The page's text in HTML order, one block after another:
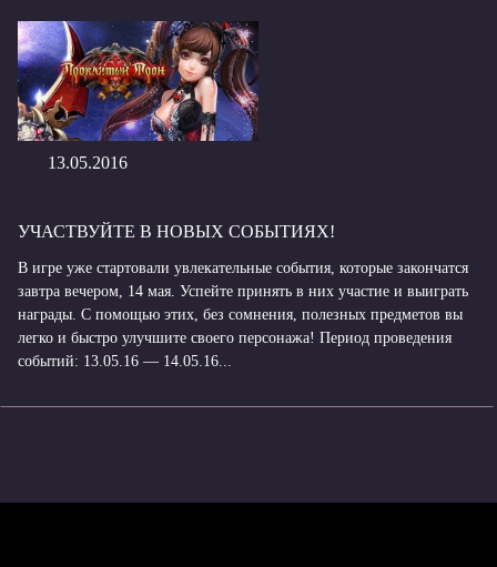
13.05.2016
УЧАСТВУЙТЕ В НОВЫХ СОБЫТИЯХ!
В игре уже стартовали увлекательные события, которые закончатся
завтра вечером, 14 мая. Успейте принять в них участие и выиграть
награды. С помощью этих, без сомнения, полезных предметов вы
легко и быстро улучшите своего персонажа! Период проведения
событий: 13.05.16 — 14.05.16...